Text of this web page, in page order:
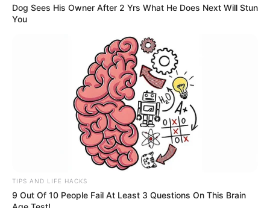
Dog Sees His Owner After 2 Yrs What He Does Next Will Stun
You
TIPS AND LIFE HACKS
9 Out Of 10 People Fail At Least 3 Questions On This Brain